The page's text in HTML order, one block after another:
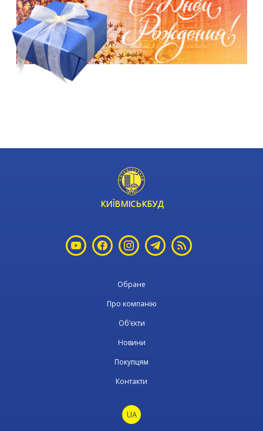
КИЇВМІСЬКБУД
Обране
Про компанію
Об’єкти
Новини
Покупцям
Контакти
UA